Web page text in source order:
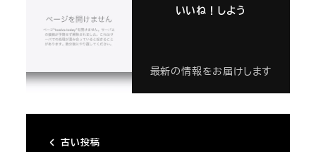
いいね！しよう
最新の情報をお届けします
古い投稿